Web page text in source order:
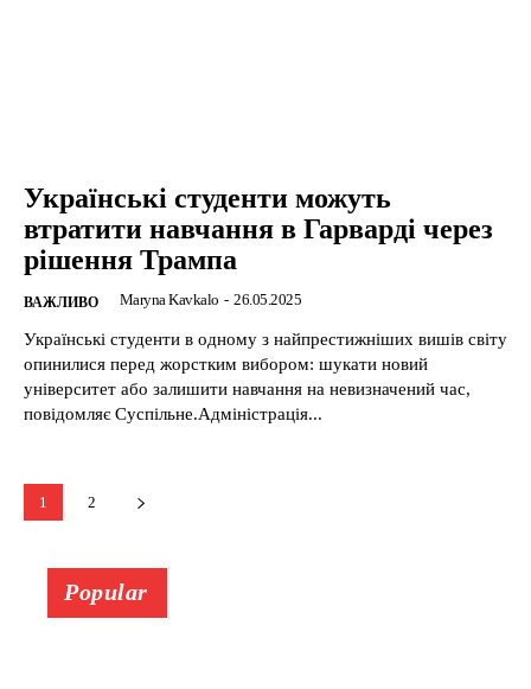
Українські студенти можуть
втратити навчання в Гарварді через
рішення Трампа
ВАЖЛИВО Maryna Kavkalo - 26.05.2025
Українські студенти в одному з найпрестижніших вишів світу
опинилися перед жорстким вибором: шукати новий
університет або залишити навчання на невизначений час,
повідомляє Суспільне.Адміністрація...
1 2
Popular